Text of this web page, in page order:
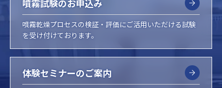
噴霧試験のお申込み
噴霧乾燥プロセスの検証・評価にご活用いただける試験
を受け付けております。
体験セミナーのご案内